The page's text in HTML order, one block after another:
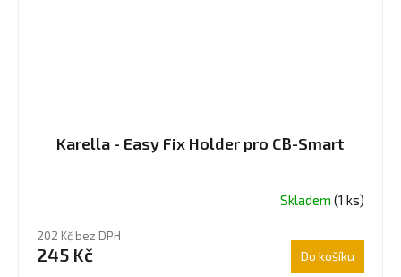
Karella - Easy Fix Holder pro CB-Smart
Skladem (1 ks)
202 Kč bez DPH
245 Kč Do košíku